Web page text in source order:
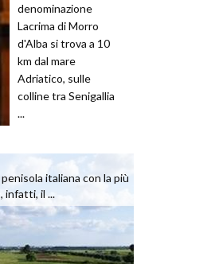
denominazione
Lacrima di Morro
d'Alba si trova a 10
km dal mare
Adriatico, sulle
colline tra Senigallia
...
italiana con la più
infatti, il ...